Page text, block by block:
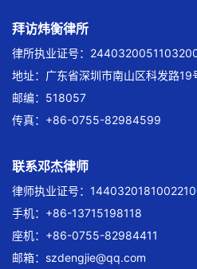
拜访炜衡律所
律所执业证号：
地址：广东省深圳市南山区科发路
邮编：518057
传真：+86-0755-82984599
联系邓杰律师
律师执业证号：
手机：+86-13715198118
座机：+86-0755-82984411
邮箱： szdengjie@qq.com